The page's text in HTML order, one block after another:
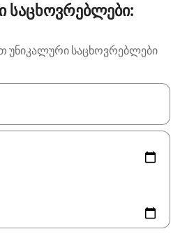
საცხოვრებლები:
უნიკალური საცხოვრებლები
გახდება, ნავიგაციისთვის